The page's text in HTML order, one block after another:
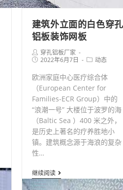
建筑外立面的白色穿孔
铝板装饰网板
Post
author:
穿孔铝板厂家
Post2022年6月7日
Post动态
欧洲家庭中心医疗综合体
（European Center for
Families-ECR Group）中的
“浪潮一号” 大楼位于波罗的海
（Baltic Sea ）400 米之外，
是历史上著名的疗养胜地小
镇。建筑概念源于海浪的复杂
性…
继续阅读 建
筑